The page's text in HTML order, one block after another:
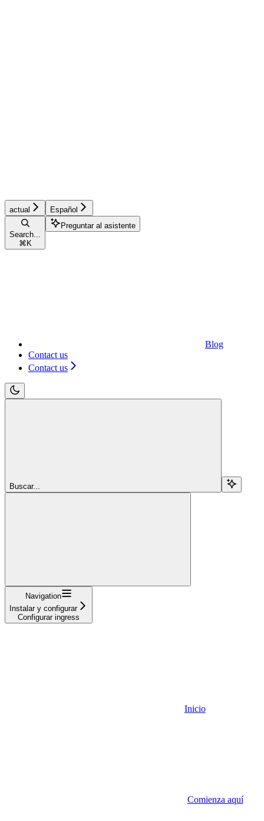
actual Español
Search...
⌘ K
Preguntar al asistente
Blog
Contact us
Contact us
Buscar...
Navigation
Instalar y configurar
Configurar ingress
Inicio
Comienza aquí